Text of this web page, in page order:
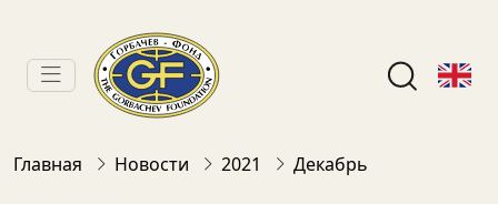
Главная Новости 2021 Декабрь